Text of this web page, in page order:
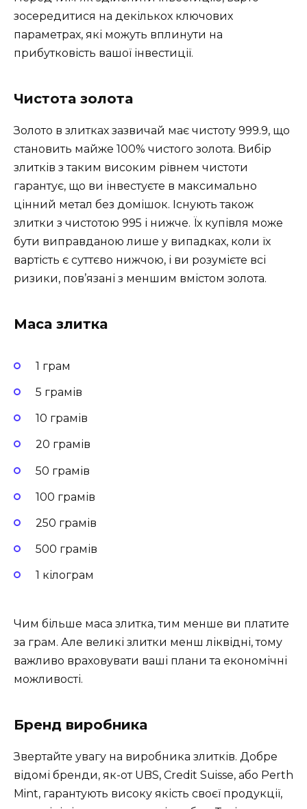
зосередитися на декількох ключових
параметрах, які можуть вплинути на
прибутковість вашої інвестиції.
Чистота золота
Золото в злитках зазвичай має чистоту 999.9, що
становить майже 100% чистого золота. Вибір
злитків з таким високим рівнем чистоти
гарантує, що ви інвестуєте в максимально
цінний метал без домішок. Існують також
злитки з чистотою 995 і нижче. Їх купівля може
бути виправданою лише у випадках, коли їх
вартість є суттєво нижчою, і ви розумієте всі
ризики, пов’язані з меншим вмістом золота.
Маса злитка
1 грам
5 грамів
10 грамів
20 грамів
50 грамів
100 грамів
250 грамів
500 грамів
1 кілограм
Чим більше маса злитка, тим менше ви платите
за грам. Але великі злитки менш ліквідні, тому
важливо враховувати ваші плани та економічні
можливості.
Бренд виробника
Звертайте увагу на виробника злитків. Добре
відомі бренди, як-от UBS, Credit Suisse, або Perth
Mint, гарантують високу якість своєї продукції,